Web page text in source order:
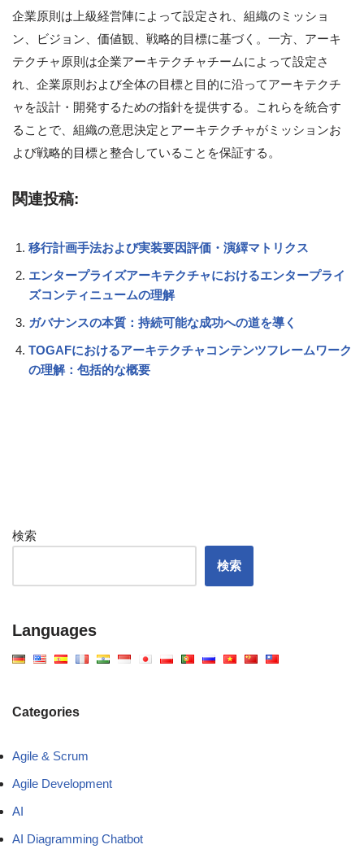
企業原則は上級経営陣によって設定され、組織のミッショ
ン、ビジョン、価値観、戦略的目標に基づく。一方、アーキ
テクチャ原則は企業アーキテクチャチームによって設定さ
れ、企業原則および全体の目標と目的に沿ってアーキテクチ
ャを設計・開発するための指針を提供する。これらを統合す
ることで、組織の意思決定とアーキテクチャがミッションお
よび戦略的目標と整合していることを保証する。
関連投稿:
移行計画手法および実装要因評価・演繹マトリクス
エンタープライズアーキテクチャにおけるエンタープライ
ズコンティニュームの理解
ガバナンスの本質：持続可能な成功への道を導く
TOGAFにおけるアーキテクチャコンテンツフレームワーク
の理解：包括的な概要
検索
検索
Languages
Categories
Agile & Scrum
Agile Development
AI
AI Diagramming Chatbot